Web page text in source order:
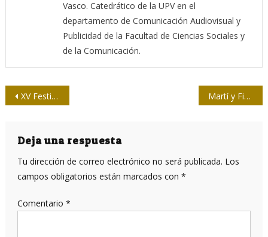
Vasco. Catedrático de la UPV en el
departamento de Comunicación Audiovisual y
Publicidad de la Facultad de Ciencias Sociales y
de la Comunicación.
Navegación
entradas
XV Festival de Documentales Santiago Álvarez Martí y Fidel nos enseñan a ver el subsuelo
Deja una respuesta
Tu dirección de correo electrónico no será publicada. Los
campos obligatorios están marcados con *
Comentario *